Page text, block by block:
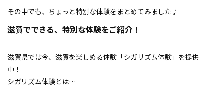
https://www.biwako-visitors.jp/shigarhythm-activity/
その中でも、ちょっと特別な体験をまとめてみました♪
滋賀でできる、特別な体験をご紹介！
滋賀県では今、滋賀を楽しめる体験「シガリズム体験」を提供
中！
シガリズム体験とは